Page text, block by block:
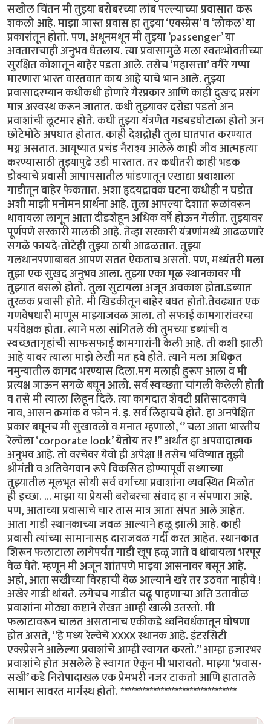
सखोल चिंतन मी तुझ्या बरोबरच्या लांब पल्ल्याच्या प्रवासात करू
शकलो आहे. माझा जास्त प्रवास हा तुझ्या ‘एक्स्प्रेस’ व ‘लोकल’ या
प्रकारांतून होतो. पण, अधूनमधून मी तुझ्या ’passenger’ या
अवताराचाही अनुभव घेतलाय. त्या प्रवासामुळे मला स्वतःभोवतीच्या
सुरक्षित कोशातून बाहेर पडता आले. तसेच ‘महासत्ता’ वगैरे गप्पा
मारणारा भारत वास्तवात काय आहे याचे भान आले. तुझ्या
प्रवासादरम्यान कधीकधी होणारे गैरप्रकार आणि काही दुखःद प्रसंग
मात्र अस्वस्थ करून जातात. कधी तुझ्यावर दरोडा पडतो अन
प्रवाशांची लूटमार होते. कधी तुझ्या यंत्रणेत गडबडघोटाळा होतो अन
छोटेमोठे अपघात होतात. काही देशद्रोही तुला घातपात करण्यात
मग्न असतात. आयूष्यात प्रचंड नैराश्य आलेले काही जीव आत्महत्या
करण्यासाठी तुझ्यापुढे उडी मारतात. तर कधीतरी काही भडक
डोक्याचे प्रवासी आपापसातील भांडणातून एखाद्या प्रवाशाला
गाडीतून बाहेर फेकतात. अशा हृदयद्रावक घटना कधीही न घडोत
अशी माझी मनोमन प्रार्थना आहे. तुला आपल्या देशात रूळांवरून
धावायला लागून आता दीडशेहून अधिक वर्षे होऊन गेलीत. तुझ्यावर
पूर्णपणे सरकारी मालकी आहे. तेव्हा सरकारी यंत्रणांमध्ये आढळणारे
सगळे फायदे-तोटेही तुझ्या ठायी आढळतात. तुझ्या
गलथानपणाबाबत आपण सतत ऐकताच असतो. पण, मध्यंतरी मला
तुझा एक सुखद अनुभव आला. तुझ्या एका मूळ स्थानकावर मी
तुझ्यात बसलो होतो. तुला सुटायला अजून अवकाश होता.डब्यात
तुरळक प्रवासी होते. मी खिडकीतून बाहेर बघत होतो.तेवढ्यात एक
गणवेषधारी माणूस माझ्याजवळ आला. तो सफाई कामगारांवरचा
पर्यवेक्षक होता. त्याने मला सांगितले की तुमच्या डब्यांची व
स्वच्छतागृहांची साफसफाई कामगारांनी केली आहे. ती कशी झाली
आहे यावर त्याला माझे लेखी मत हवे होते. त्याने मला अधिकृत
नमुन्यातील कागद भरण्यास दिला.मग मलाही हुरूप आला व मी
प्रत्यक्ष जाऊन सगळे बघून आलो. सर्व स्वच्छता चांगली केलेली होती
व तसे मी त्याला लिहून दिले. त्या कागदात शेवटी प्रतिसादकाचे
नाव, आसन क्रमांक व फोन नं. इ. सर्व लिहायचे होते. हा अनपेक्षित
प्रकार बघूनच मी सुखावलो व मनात म्हणालो, ‘’ चला आता भारतीय
रेल्वेला ‘corporate look’ येतोय तर !” अर्थात हा अपवादात्मक
अनुभव आहे. तो वरचेवर येवो ही अपेक्षा !! तसेच भविष्यात तुझी
श्रीमंती व अतिवेगवान रूपे विकसित होण्यापूर्वी सध्याच्या
तुझ्यातील मूलभूत सोयी सर्व वर्गाच्या प्रवाशांना व्यवस्थित मिळोत
ही इच्छा. ... माझा या प्रेयसी बरोबरचा संवाद हा न संपणारा आहे.
पण, आताच्या प्रवासाचे चार तास मात्र आता संपत आले आहेत.
आता गाडी स्थानकाच्या जवळ आल्याने हळू झाली आहे. काही
प्रवासी त्यांच्या सामानासह दाराजवळ गर्दी करत आहेत. स्थानकात
शिरून फलाटाला लागेपर्यंत गाडी खूप हळू जाते व थांबायला भरपूर
वेळ घेते. म्हणून मी अजून शांतपणे माझ्या आसनावर बसून आहे.
अहो, आता सखीच्या विरहाची वेळ आल्याने खरे तर उठवत नाहीये !
अखेर गाडी थांबते. लगेचच गाडीत चढू पाहणाऱ्या अति उतावीळ
प्रवाशांना मोठ्या कष्टाने रोखत आम्ही खाली उतरतो. मी
फलाटावरून चालत असतानाच एकीकडे ध्वनिवर्धकातून घोषणा
होत असते, ‘’हे मध्य रेल्वेचे XXXX स्थानक आहे. इंटरसिटी
एक्स्प्रेसने आलेल्या प्रवाशांचे आम्ही स्वागत करतो.’’ आम्हा हजारभर
प्रवाशांचे होत असलेले हे स्वागत ऐकून मी भारावतो. माझ्या ‘प्रवास-
सखी’ कडे निरोपादाखल एक प्रेमभरी नजर टाकतो आणि हातातले
सामान सावरत मार्गस्थ होतो. ********************************